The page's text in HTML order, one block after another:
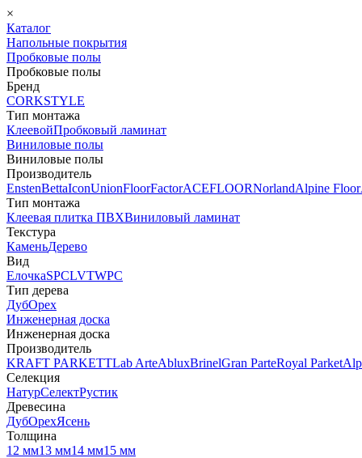
×
Каталог
Напольные покрытия
Пробковые полы
Пробковые полы
Бренд
CORKSTYLE
Тип монтажа
КлеевойПробковый ламинат
Виниловые полы
Виниловые полы
Производитель
EnstenBettaIconUnionFloorFactorACEFLOORNorlandAlpine Floor
Тип монтажа
Клеевая плитка ПВХВиниловый ламинат
Текстура
КаменьДерево
Вид
ЕлочкаSPCLVTWPC
Тип дерева
ДубОрех
Инженерная доска
Инженерная доска
Производитель
KRAFT PARKETTLab ArteAbluxBrinelGran ParteRoyal Parket
Селекция
НатурСелектРустик
Древесина
ДубОрехЯсень
Толщина
12 мм13 мм14 мм15 мм